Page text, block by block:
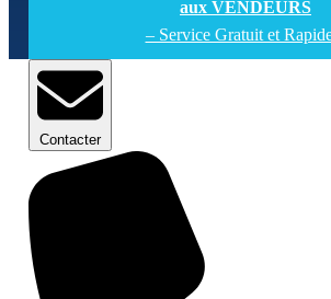
aux VENDEURS
– Service Gratuit et
Contacter